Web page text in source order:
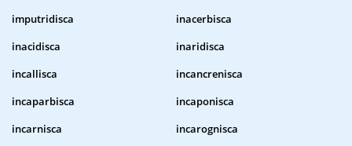
imputridisca
inacerbisca
inacidisca
inaridisca
incallisca
incancrenisca
incaparbisca
incaponisca
incarnisca
incarognisca